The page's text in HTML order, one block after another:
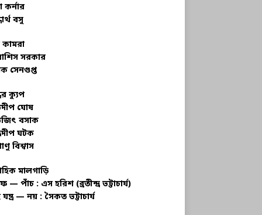
কর্নার
বসু
কামরা
সরকার
সেনগুপ্ত
ক্যুপ
ঘোষ
বসাক
ঘটক
বিশ্বাস
মালগাড়ি
— পাঁচ : এস হরিশ (ব্রতীন্দ্র ভট্টাচার্য)
যন্ত্র — নয় : সৈকত ভট্টাচার্য